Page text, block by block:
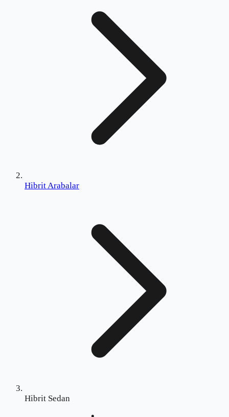
Hibrit Arabalar
Hibrit Sedan